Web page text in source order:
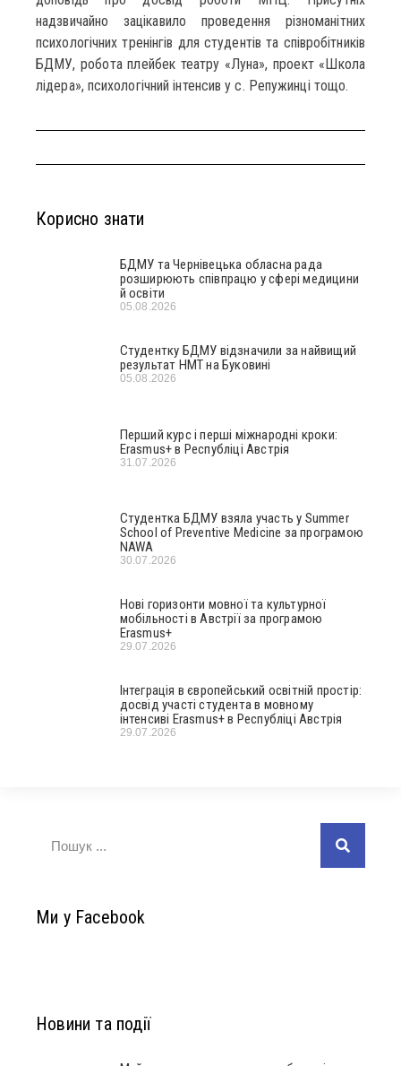
надзвичайно зацікавило проведення різноманітних
психологічних тренінгів для студентів та співробітників
БДМУ, робота плейбек театру «Луна», проект «Школа
лідера», психологічний інтенсив у с. Репужинці тощо.
Корисно знати
БДМУ та Чернівецька обласна рада
розширюють співпрацю у сфері медицини
й освіти
05.08.2026
Студентку БДМУ відзначили за найвищий
результат НМТ на Буковині
05.08.2026
Перший курс і перші міжнародні кроки:
Erasmus+ в Республіці Австрія
31.07.2026
Студентка БДМУ взяла участь у Summer
School of Preventive Medicine за програмою
NAWA
30.07.2026
Нові горизонти мовної та культурної
мобільності в Австрії за програмою
Erasmus+
29.07.2026
Інтеграція в європейський освітній простір:
досвід участі студента в мовному
інтенсиві Erasmus+ в Республіці Австрія
29.07.2026
Ми у Facebook
Новини та події